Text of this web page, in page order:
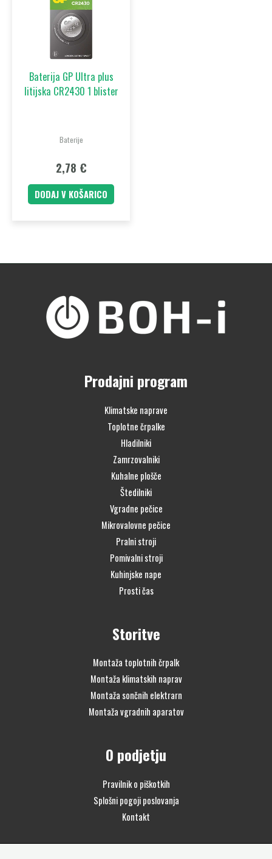
Baterija GP Ultra plus
litijska CR2430 1 blister
Baterije
2,78 €
DODAJ V KOŠARICO
Prodajni program
Klimatske naprave
Toplotne črpalke
Hladilniki
Zamrzovalniki
Kuhalne plošče
Štedilniki
Vgradne pečice
Mikrovalovne pečice
Pralni stroji
Pomivalni stroji
Kuhinjske nape
Prosti čas
Storitve
Montaža toplotnih črpalk
Montaža klimatskih naprav
Montaža sončnih elektrarn
Montaža vgradnih aparatov
O podjetju
Pravilnik o piškotkih
Splošni pogoji poslovanja
Kontakt